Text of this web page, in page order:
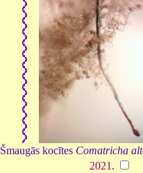
Šmaugās kocītes Comatricha
2021 .